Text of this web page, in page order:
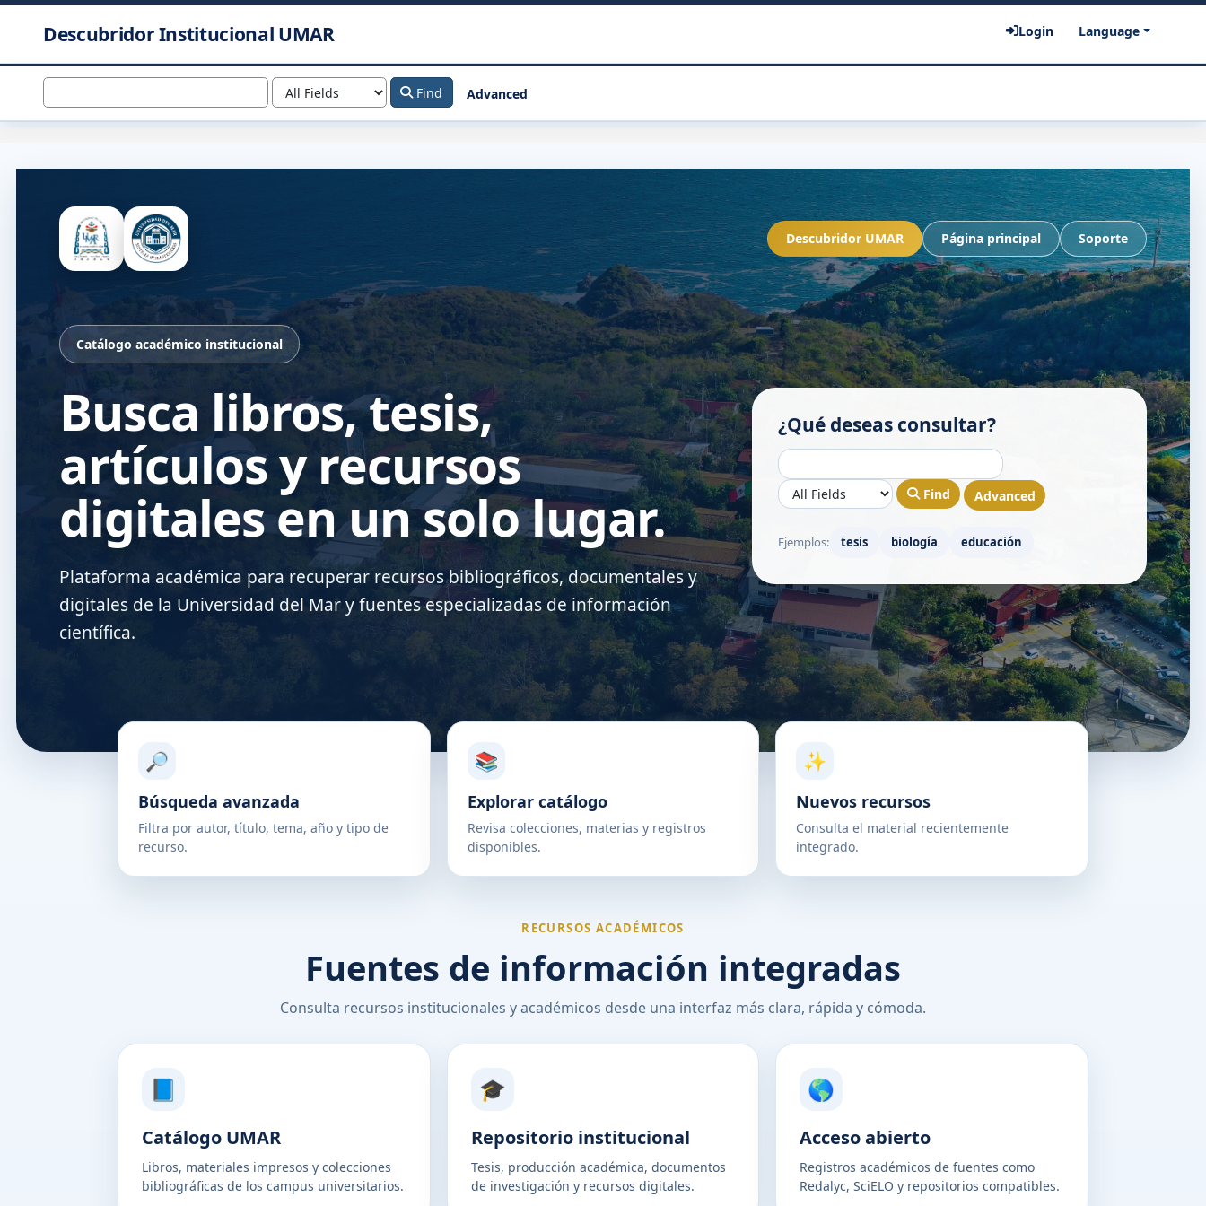
Skip to content
Descubridor Institucional UMAR Login Language
Find Advanced
Descubridor UMAR Página principal Soporte
Catálogo académico institucional
Busca libros, tesis,
artículos y recursos
digitales en un solo lugar.
Plataforma académica para recuperar recursos bibliográficos, documentales y
digitales de la Universidad del Mar y fuentes especializadas de información
científica.
¿Qué deseas consultar?
Find Advanced
Ejemplos: tesis biología educación
🔎
Búsqueda avanzada
Filtra por autor, título, tema, año y tipo de
recurso.
📚
Explorar catálogo
Revisa colecciones, materias y registros
disponibles.
✨
Nuevos recursos
Consulta el material recientemente
integrado.
RECURSOS ACADÉMICOS
Fuentes de información integradas
Consulta recursos institucionales y académicos desde una interfaz más clara, rápida y cómoda.
📘
Catálogo UMAR
Libros, materiales impresos y colecciones
bibliográficas de los campus universitarios.
🎓
Repositorio institucional
Tesis, producción académica, documentos
de investigación y recursos digitales.
🌎
Acceso abierto
Registros académicos de fuentes como
Redalyc, SciELO y repositorios compatibles.